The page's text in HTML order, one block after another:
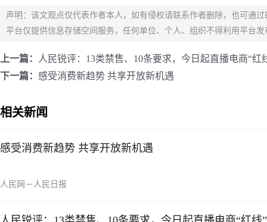
声明：该文观点仅代表作者本人，如有侵权请联系作者删除，也可通
平台仅提供信息存储空间服务，任何单位、个人、组织不得利用平台
上一篇：
人民锐评：13类禁售、10条要求，今日起直播电商“红
下一篇： 感受消费新趋势 共享开放新机遇
相关新闻
感受消费新趋势 共享开放新机遇
人民网－人民日报